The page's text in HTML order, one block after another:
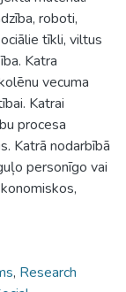
roboti,
tīkli, viltus
Katra
vecuma
Katrai
procesa
Katrā nodarbībā
personīgo vai
, Research